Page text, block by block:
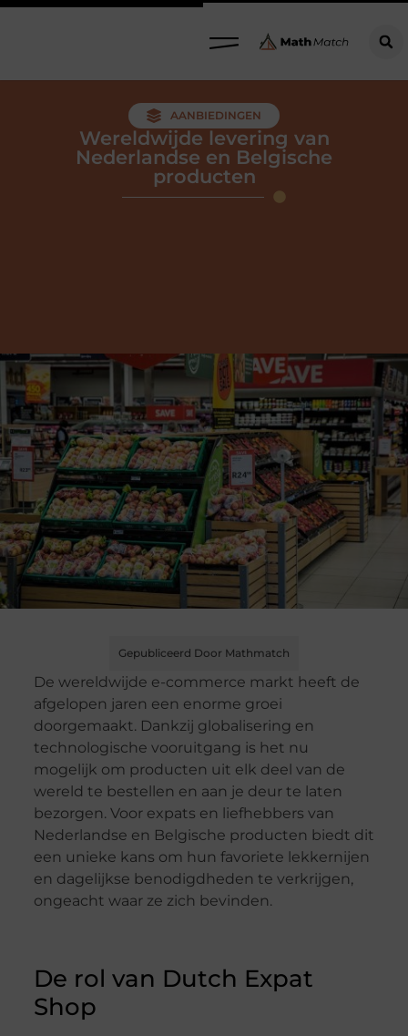
AANBIEDINGEN
Wereldwijde levering van
Nederlandse en Belgische
producten
Gepubliceerd Door Mathmatch
De wereldwijde e-commerce markt heeft de
afgelopen jaren een enorme groei
doorgemaakt. Dankzij globalisering en
technologische vooruitgang is het nu
mogelijk om producten uit elk deel van de
wereld te bestellen en aan je deur te laten
bezorgen. Voor expats en liefhebbers van
Nederlandse en Belgische producten biedt dit
een unieke kans om hun favoriete lekkernijen
en dagelijkse benodigdheden te verkrijgen,
ongeacht waar ze zich bevinden.
De rol van Dutch Expat
Shop